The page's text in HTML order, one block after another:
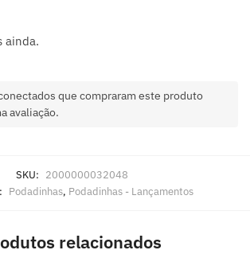
ainda.
que compraram este produto
avaliação.
SKU: 2000000032048
Podadinhas, Podadinhas - Lançamentos
relacionados